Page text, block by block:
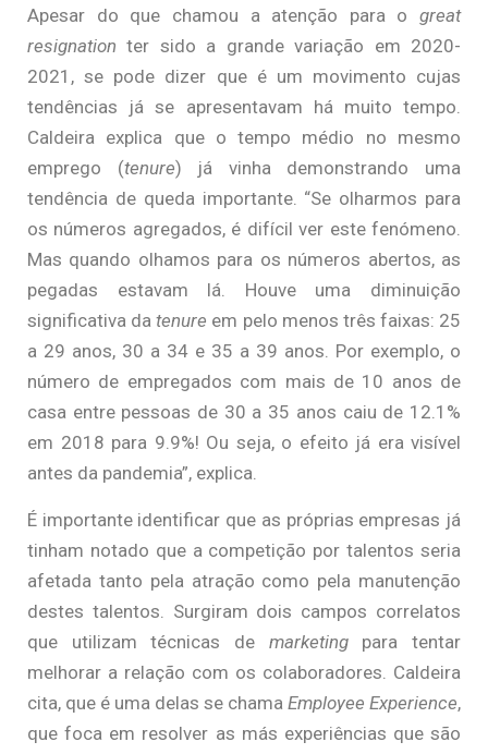
Apesar do que chamou a atenção para o great
resignation ter sido a grande variação em 2020-
2021, se pode dizer que é um movimento cujas
tendências já se apresentavam há muito tempo.
Caldeira explica que o tempo médio no mesmo
emprego (tenure) já vinha demonstrando uma
tendência de queda importante. “Se olharmos para
os números agregados, é difícil ver este fenómeno.
Mas quando olhamos para os números abertos, as
pegadas estavam lá. Houve uma diminuição
significativa datenure em pelo menos três faixas: 25
a 29 anos, 30 a 34 e 35 a 39 anos. Por exemplo, o
número de empregados com mais de 10 anos de
casa entre pessoas de 30 a 35 anos caiu de 12.1%
em 2018 para 9.9%! Ou seja, o efeito já era visível
antes da pandemia”, explica.
É importante identificar que as próprias empresas já
tinham notado que a competição por talentos seria
afetada tanto pela atração como pela manutenção
destes talentos. Surgiram dois campos correlatos
que utilizam técnicas de marketingpara tentar
melhorar a relação com os colaboradores. Caldeira
cita, que é uma delas se chama Employee Experience,
que foca em resolver as más experiências que são